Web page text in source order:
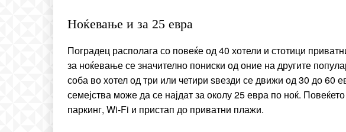
Ноќевање и за 25 евра
Поградец располага со повеќе од 40 хотели и стотици
за ноќевање се значително пониски од оние на другите
соба во хотел од три или четири ѕвезди се движи од 30 до 60
семејства може да се најдат за околу 25 евра по ноќ.
паркинг, Wi-Fi и пристап до приватни плажи.